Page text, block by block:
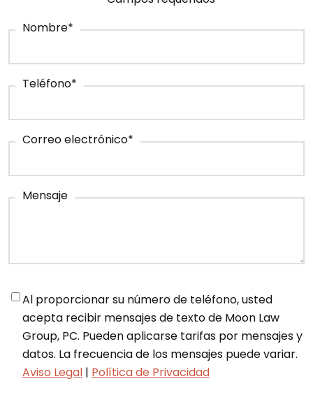
Nombre*
Teléfono*
Correo electrónico*
Mensaje
Al proporcionar su número de teléfono, usted
acepta recibir mensajes de texto de Moon Law
Group, PC. Pueden aplicarse tarifas por mensajes y
datos. La frecuencia de los mensajes puede variar.
Aviso Legal | Política de Privacidad